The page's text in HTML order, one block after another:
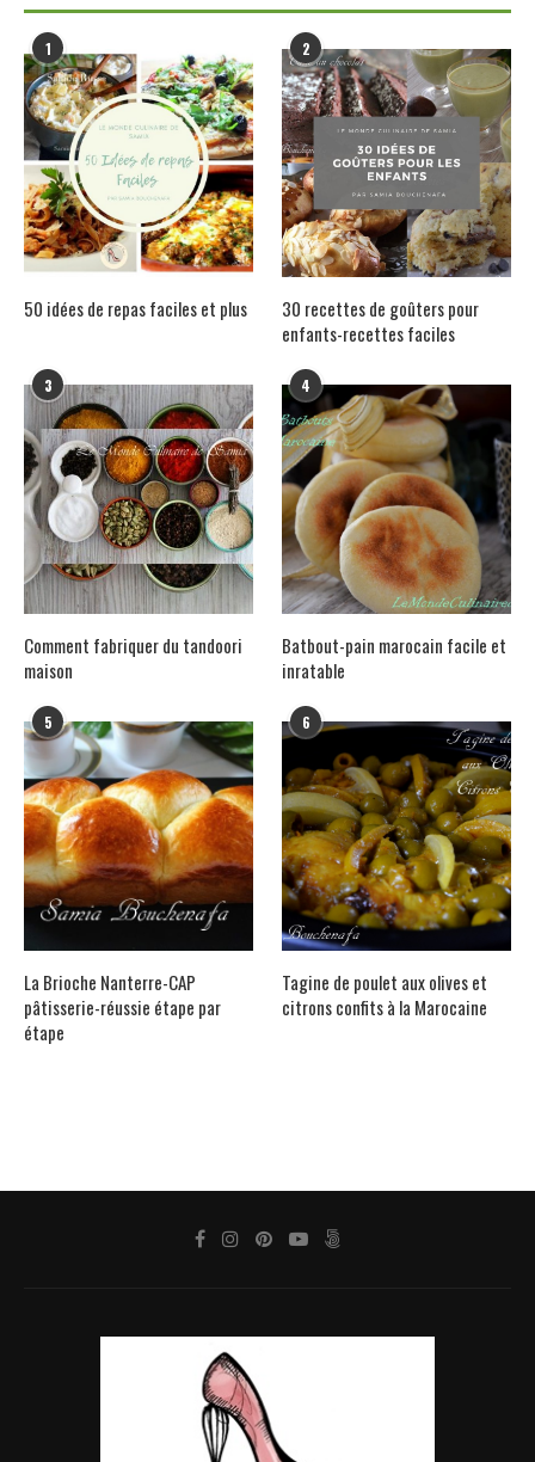
1
50 idées de repas faciles et plus
2
30 recettes de goûters pour
enfants-recettes faciles
3
Comment fabriquer du tandoori
maison
4
Batbout-pain marocain facile et
inratable
5
La Brioche Nanterre-CAP
pâtisserie-réussie étape par
étape
6
Tagine de poulet aux olives et
citrons confits à la Marocaine